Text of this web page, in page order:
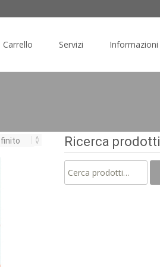
Carrello Servizi Informazioni
Ricerca prodotti
Cerca: